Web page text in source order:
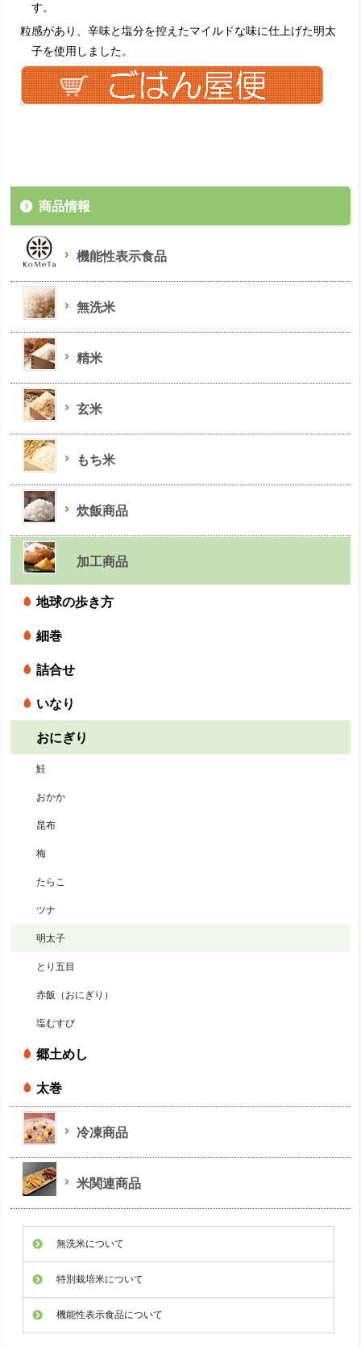
す。
粒感があり、辛味と塩分を控えたマイルドな味に仕上げた明太
子を使用しました。
商品情報
機能性表示食品
無洗米
精米
玄米
もち米
炊飯商品
加工商品
地球の歩き方
細巻
詰合せ
いなり
おにぎり
鮭
おかか
昆布
梅
たらこ
ツナ
明太子
とり五目
赤飯（おにぎり）
塩むすび
郷土めし
太巻
冷凍商品
米関連商品
無洗米について
特別栽培米について
機能性表示食品について